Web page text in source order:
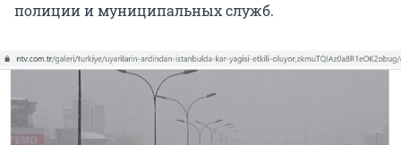
полиции и муниципальных служб.